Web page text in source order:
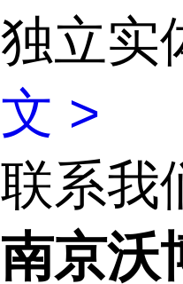
独立实
文 >
联系我
南京沃